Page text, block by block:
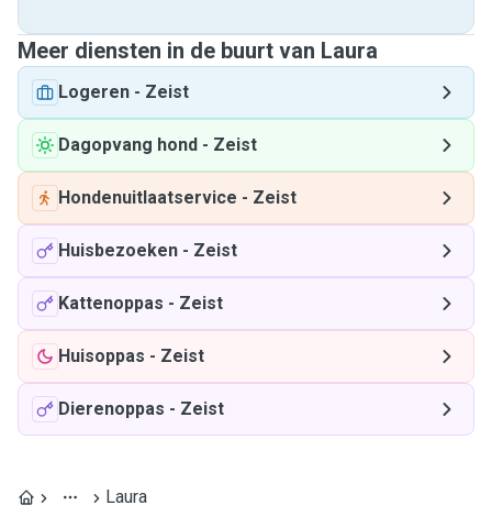
Meer diensten in de buurt van Laura
Logeren - Zeist
Dagopvang hond - Zeist
Hondenuitlaatservice - Zeist
Huisbezoeken - Zeist
Kattenoppas - Zeist
Huisoppas - Zeist
Dierenoppas - Zeist
Laura